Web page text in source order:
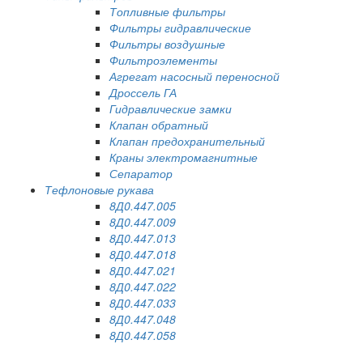
Топливные фильтры
Фильтры гидравлические
Фильтры воздушные
Фильтроэлементы
Агрегат насосный переносной
Дроссель ГА
Гидравлические замки
Клапан обратный
Клапан предохранительный
Краны электромагнитные
Сепаратор
Тефлоновые рукава
8Д0.447.005
8Д0.447.009
8Д0.447.013
8Д0.447.018
8Д0.447.021
8Д0.447.022
8Д0.447.033
8Д0.447.048
8Д0.447.058